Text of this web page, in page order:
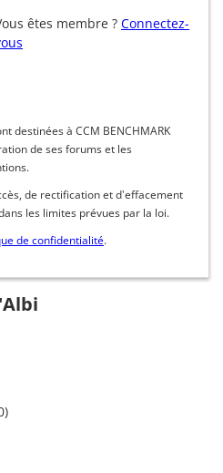
êtes membre ? Connectez-
destinées à CCM BENCHMARK
de ses forums et les
de rectification et d'effacement
les limites prévues par la loi.
de confidentialité.